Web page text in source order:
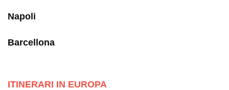
Napoli
Barcellona
ITINERARI IN EUROPA